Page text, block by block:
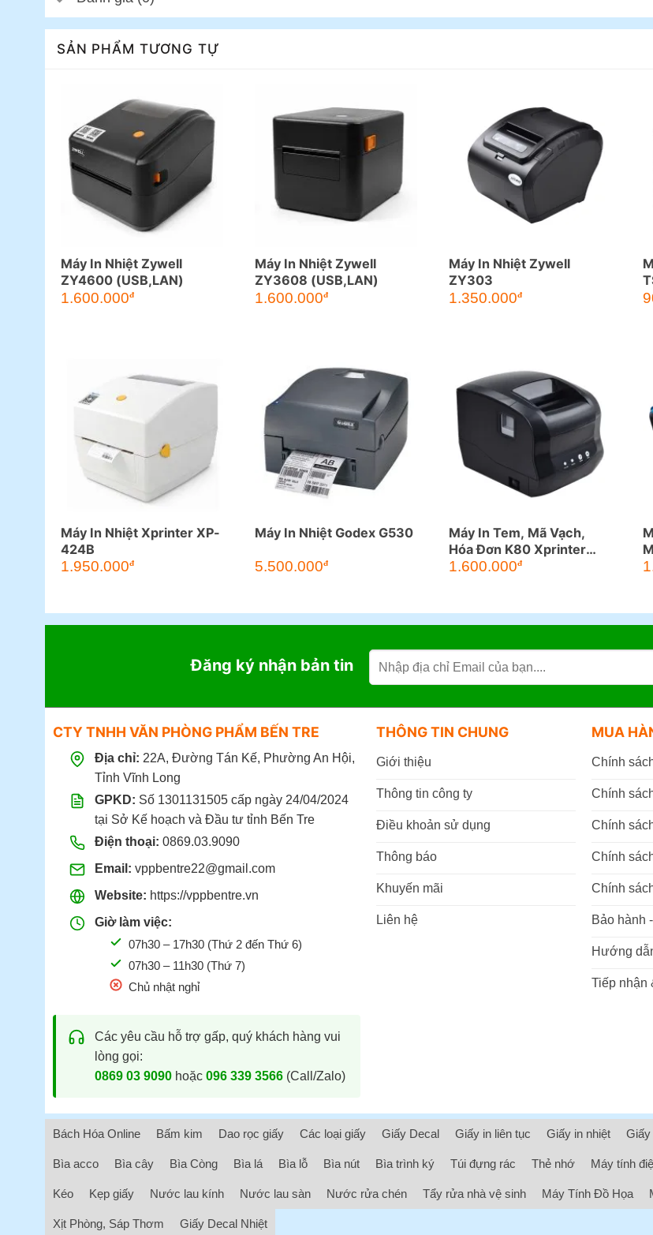
SẢN PHẨM TƯƠNG TỰ
Máy In Nhiệt Zywell
ZY4600 (USB,LAN)
1.600.000đ
Máy In Nhiệt Zywell
ZY3608 (USB,LAN)
1.600.000đ
Máy In Nhiệt Zywell
ZY303
1.350.000đ
Máy In Nhiệt Xprinter XP-
424B
1.950.000đ
Máy In Nhiệt Godex G530
5.500.000đ
Máy In Tem, Mã Vạch,
Hóa Đơn K80 Xprinter
365B
1.600.000đ
Đăng ký nhận bản tin
CTY TNHH VĂN PHÒNG PHẨM BẾN TRE
Địa chỉ: 22A, Đường Tán Kế, Phường An Hội,
Tỉnh Vĩnh Long
GPKD: Số 1301131505 cấp ngày 24/04/2024
tại Sở Kế hoạch và Đầu tư tỉnh Bến Tre
Điện thoại: 0869.03.9090
Email: vppbentre22@gmail.com
Website: https://vppbentre.vn
Giờ làm việc:
07h30 – 17h30 (Thứ 2 đến Thứ 6)
07h30 – 11h30 (Thứ 7)
Chủ nhật nghỉ
Các yêu cầu hỗ trợ gấp, quý khách hàng vui
lòng gọi:
0869 03 9090hoặc 096 339 3566(Call/Zalo)
THÔNG TIN CHUNG
Giới thiệu
Thông tin công ty
Điều khoản sử dụng
Thông báo
Khuyến mãi
Liên hệ
MUA
Chính
Chính
Chính
Chính
Chính
Bảo hành
Hướng
Tiếp nhận
Bách Hóa Online Bấm kim Dao rọc giấy Các loại giấy Giấy Decal Giấy in liên tục Giấy in nhiệt Giấy
Bìa acco Bìa cây Bìa Còng Bìa lá Bìa lỗ Bìa nút Bìa trình ký Túi đựng rác Thẻ nhớ Máy tính
Kéo Kẹp giấy Nước lau kính Nước lau sàn Nước rửa chén Tẩy rửa nhà vệ sinh Máy Tính Đồ Họa
Xịt Phòng, Sáp Thơm Giấy Decal Nhiệt